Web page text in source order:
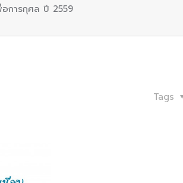
การกุศล ปี 2559
Tags